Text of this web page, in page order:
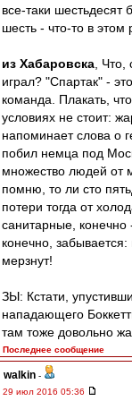
все-таки шестьдесят
шесть - что-то в этом
из Хабаровска ,
играл? "Спартак" -
команда. Плакать,
условиях не стоит:
напоминает слова о
побил немца под
множество людей от
помню, то ли сто
потери тогда от
санитарные, конечно
конечно,
мерзнут!
ЗЫ: Кстати,
нападающего
там тоже довольно
Последнее сообщение
walkin -
29 июл 2016 05:36